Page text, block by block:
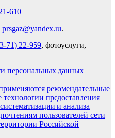
610
prsgaz@yandex.ru.
71) 22-959, фотоуслуги,
персональных данных
рекомендательные
предоставления
и анализа
пользователей сети
Российской